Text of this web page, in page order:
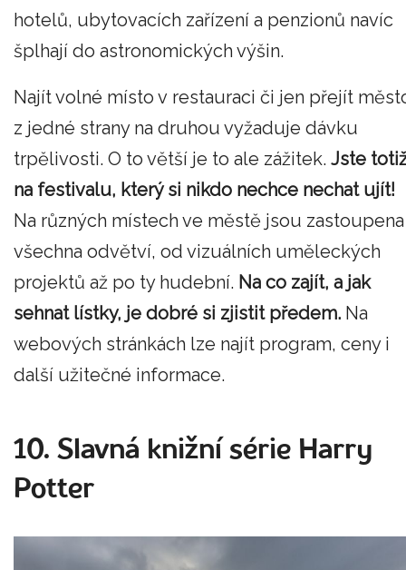
hotelů, ubytovacích zařízení a penzionů navíc
šplhají do astronomických výšin.
Najít volné místo v restauraci či jen přejít
z jedné strany na druhou vyžaduje dávku
trpělivosti. O to větší je to ale zážitek. Jste
na festivalu, který si nikdo nechce nechat ujít!
Na různých místech ve městě jsou zastoupena
všechna odvětví, od vizuálních uměleckých
projektů až po ty hudební. Na co zajít, a jak
sehnat lístky, je dobré si zjistit předem. Na
webových stránkách lze najít program, ceny i
další užitečné informace.
10. Slavná knižní série Harry
Potter